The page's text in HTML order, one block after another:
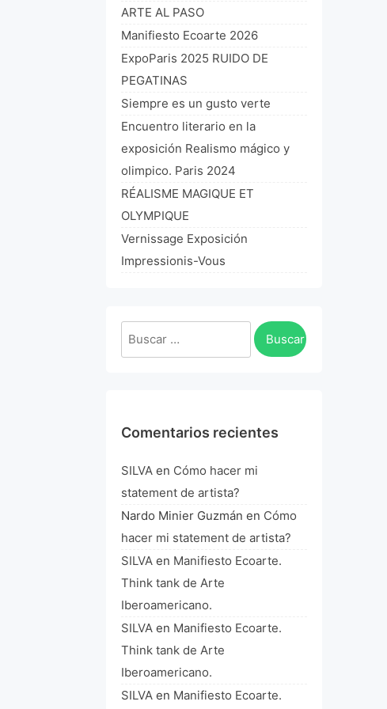
ARTE AL PASO
Manifiesto Ecoarte 2026
ExpoParis 2025 RUIDO DE
PEGATINAS
Siempre es un gusto verte
Encuentro literario en la
exposición Realismo mágico y
olimpico. Paris 2024
RÉALISME MAGIQUE ET
OLYMPIQUE
Vernissage Exposición
Impressionis-Vous
Buscar:
Comentarios recientes
SILVA en Cómo hacer mi
statement de artista?
Nardo Minier Guzmán en Cómo
hacer mi statement de artista?
SILVA en Manifiesto Ecoarte.
Think tank de Arte
Iberoamericano.
SILVA en Manifiesto Ecoarte.
Think tank de Arte
Iberoamericano.
SILVA en Manifiesto Ecoarte.